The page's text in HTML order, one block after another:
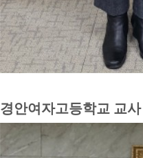
경안여자고등학교 교